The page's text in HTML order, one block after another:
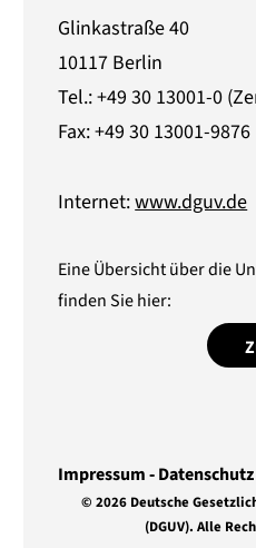
Glinkastraße 40
10117 Berlin
Tel.: +49 30 13001-0
Fax: +49 30 13001-9876
Internet:www.dguv.de
Eine Übersicht über die
finden Sie hier:
Impressum Datenschutz
© 2026 Deutsche
(DGUV). Alle